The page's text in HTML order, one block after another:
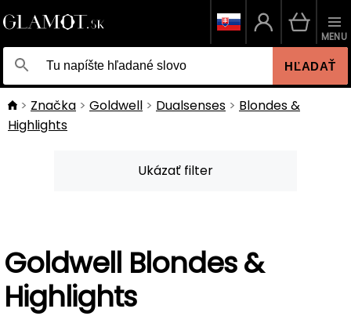
HĽADAŤ
MENU
Značka Goldwell Dualsenses
Blondes &
Highlights
Ukázať filter
Goldwell Blondes &
Highlights